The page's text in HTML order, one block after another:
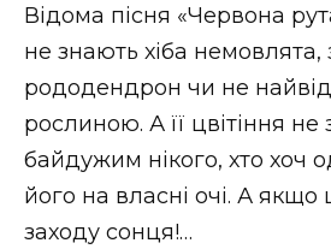
Відома пісня «Червона
не знають хіба немовлята,
рододендрон чи не
рослиною. А її цвітіння
байдужим нікого, хто хоч
його на власні очі. А
заходу сонця!…